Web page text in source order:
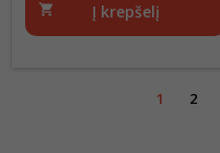
shopping_cart Į krepšelį
1 2